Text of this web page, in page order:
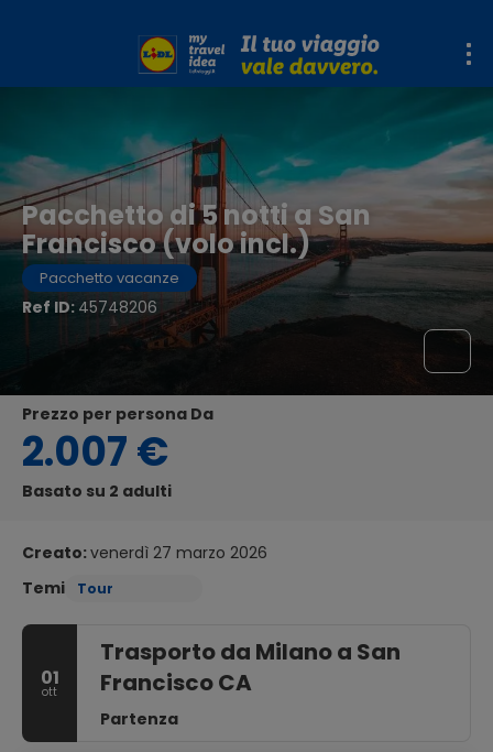
Pacchetto di 5 notti a San
Francisco (volo incl.)
Pacchetto vacanze
Ref ID: 45748206
Prezzo per persona Da
2.007 €
Basato su 2 adulti
Creato:venerdì 27 marzo 2026
Temi
Tour
01
ott
Trasporto da Milano a San
Francisco CA
Partenza